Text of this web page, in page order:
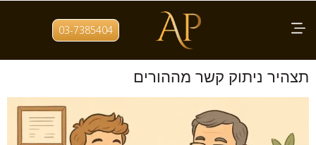
03-7385404 תגית:
תצהיר ניתוק קשר לביטוח
תצהיר ניתוק קשר מההורים